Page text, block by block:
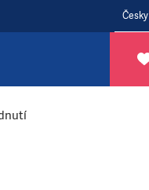
Česky